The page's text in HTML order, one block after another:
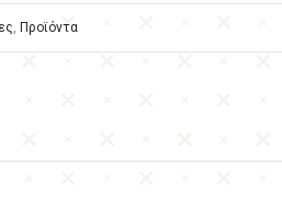
, Προϊόντα